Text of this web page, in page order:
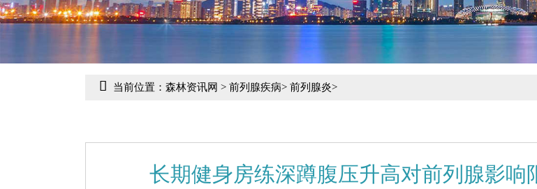
当前位置： 森林资讯网 > 前列腺疾病> 前列腺炎>
长期健身房练深蹲腹压升高对前列腺影响